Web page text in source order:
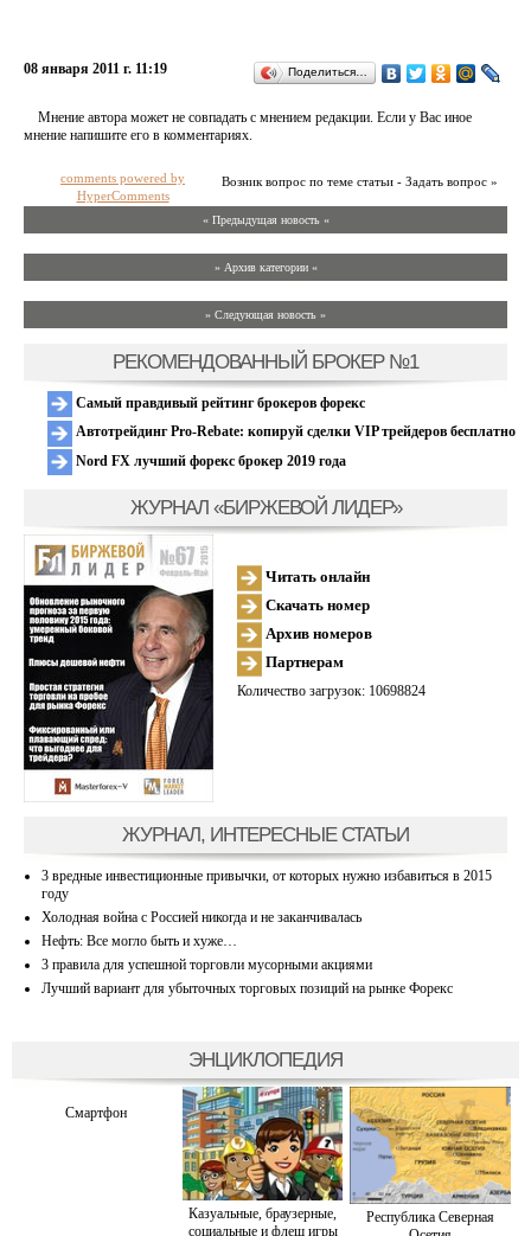
08 января 2011 г. 11:19 Поделиться…
Мнение автора может не совпадать с мнением редакции. Если у Вас иное
мнение напишите его в комментариях.
Возник вопрос по теме статьи - Задать вопрос »
comments powered by
HyperComments
« Предыдущая новость «
» Архив категории «
» Следующая новость »
РЕКОМЕНДОВАННЫЙ БРОКЕР №1
Самый правдивый рейтинг брокеров форекс
Автотрейдинг Pro-Rebate: копируй сделки VIP трейдеров бесплатно
Nord FX лучший форекс брокер 2019 года
ЖУРНАЛ «БИРЖЕВОЙ ЛИДЕР»
Читать онлайн
Скачать номер
Архив номеров
Партнерам
Количество загрузок: 10698824
ЖУРНАЛ, ИНТЕРЕСНЫЕ СТАТЬИ
3 вредные инвестиционные привычки, от которых нужно избавиться в 2015
году
Холодная война с Россией никогда и не заканчивалась
Нефть: Все могло быть и хуже…
3 правила для успешной торговли мусорными акциями
Лучший вариант для убыточных торговых позиций на рынке Форекс
ЭНЦИКЛОПЕДИЯ
Смартфон
Казуальные, браузерные,
социальные и флеш игры
Республика Северная